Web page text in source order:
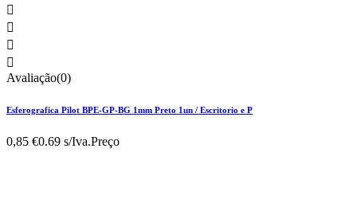




Avaliação(0)
Esferografica Pilot BPE-GP-BG 1mm Preto 1un / Escritorio e P
0,85 €0.69 s/Iva.Preço